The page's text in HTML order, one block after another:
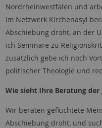
Nordrheinwestfalen und
Im Netzwerk Kirchenasyl
Abschiebung droht, an der
ich Seminare zu
zusätzlich gebe ich noch
politischer Theologie und
Wie sieht Ihre Beratung
Wir beraten geflüchtete
Abschiebung droht, und